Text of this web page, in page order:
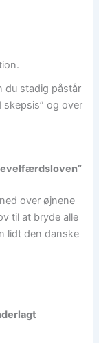
du stadig påstår
skepsis” og over
over øjnene
til at bryde alle
lidt den danske